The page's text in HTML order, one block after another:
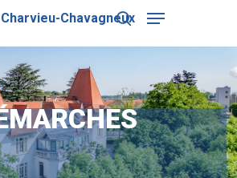
search
Menu
Close